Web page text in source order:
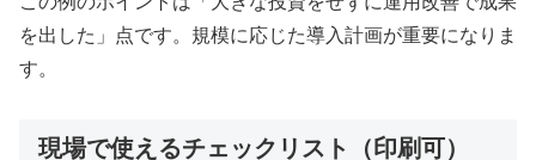
を出した」点です。規模に応じた導入計画が重要になりま
す。
現場で使えるチェックリスト（印刷可）